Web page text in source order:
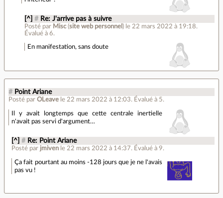
[^] # Re: J'arrive pas à suivre
Posté par Misc(site web personnel ) le 22 mars 2022 à 19:18.
Évalué à 6.
En manifestation, sans doute
# Point Ariane
Posté par OLeave le 22 mars 2022 à 12:03. Évalué à 5.
Il y avait longtemps que cette centrale inertielle
n'avait pas servi d'argument…
[^] # Re: Point Ariane
Posté par jmiven le 22 mars 2022 à 14:37. Évalué à9.
Ça fait pourtant au moins -128 jours que je ne l'avais
pas vu !